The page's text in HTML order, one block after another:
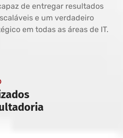
de entregar resultados
e um verdadeiro
em todas as áreas de IT.